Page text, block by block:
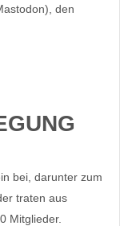
den
bei, darunter zum
traten aus
Mitglieder.